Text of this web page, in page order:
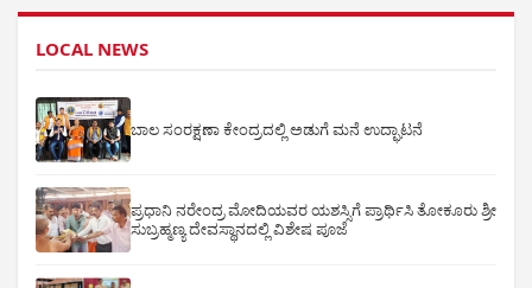
LOCAL NEWS
ಬಾಲ ಸಂರಕ್ಷಣಾ ಕೇಂದ್ರದಲ್ಲಿ ಅಡುಗೆ ಮನೆ ಉದ್ಘಾಟನೆ
ಪ್ರಧಾನಿ ನರೇಂದ್ರ ಮೋದಿಯವರ ಯಶಸ್ಸಿಗೆ ಪ್ರಾರ್ಥಿಸಿ ತೋಕೂರು ಶ್ರೀ
ಸುಬ್ರಹ್ಮಣ್ಯ ದೇವಸ್ಥಾನದಲ್ಲಿ ವಿಶೇಷ ಪೂಜೆ